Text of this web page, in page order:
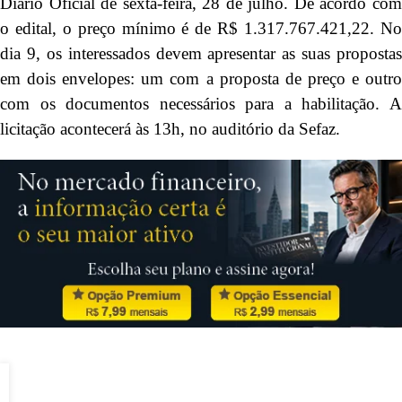
o edital, o preço mínimo é de R$ 1.317.767.421,22. No
dia 9, os interessados devem apresentar as suas propostas
em dois envelopes: um com a proposta de preço e outro
com os documentos necessários para a habilitação. A
licitação acontecerá às 13h, no auditório da Sefaz.